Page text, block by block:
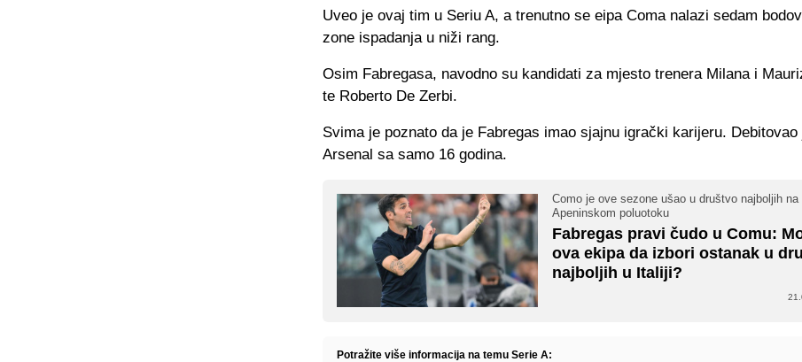
Uveo je ovaj tim u Seriu A, a trenutno se eipa Coma nalazi sedam
zone ispadanja u niži rang.
Osim Fabregasa, navodno su kandidati za mjesto trenera Milana i
te Roberto De Zerbi.
Svima je poznato da je Fabregas imao sjajnu igrački karijeru. Debitovao
Arsenal sa samo 16 godina.
Como je ove sezone ušao u društvo najboljih na
Apeninskom poluotoku
Fabregas pravi čudo u Comu:
ova ekipa da izbori ostanak u
najboljih u Italiji?
Potražite više informacija na temu Serie A: